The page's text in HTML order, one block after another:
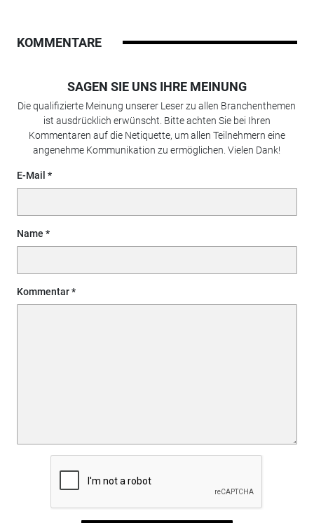
KOMMENTARE
SAGEN SIE UNS IHRE MEINUNG
Die qualifizierte Meinung unserer Leser zu allen Branchenthemen
ist ausdrücklich erwünscht. Bitte achten Sie bei Ihren
Kommentaren auf die Netiquette, um allen Teilnehmern eine
angenehme Kommunikation zu ermöglichen. Vielen Dank!
E-Mail
Name
Kommentar